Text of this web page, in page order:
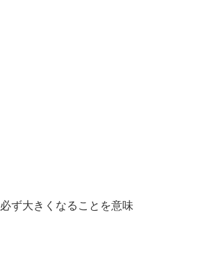
ず大きくなることを意味